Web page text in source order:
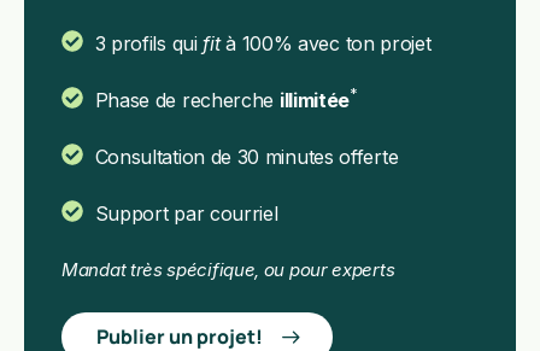
3 profils quifità 100% avec ton projet
Phase de recherche illimitée*
Consultation de 30 minutes offerte
Support par courriel
Mandat très spécifique, ou pour experts​
Publier un projet!